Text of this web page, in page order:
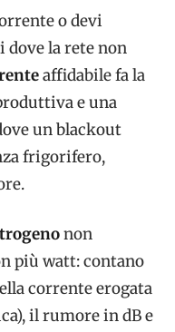
o devi
la rete non
affidabile fa la
e una
un blackout
frigorifero,
non
più watt: contano
corrente erogata
il rumore in dB e